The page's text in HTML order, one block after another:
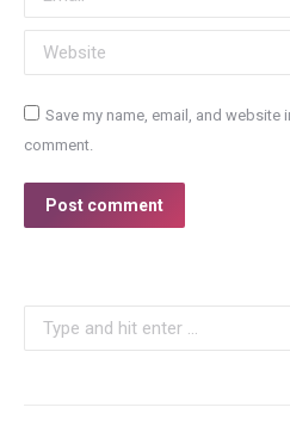
Website
Save my name, email, and website
comment.
Post comment
Search: